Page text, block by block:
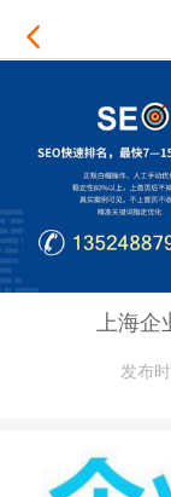

上海企
发布